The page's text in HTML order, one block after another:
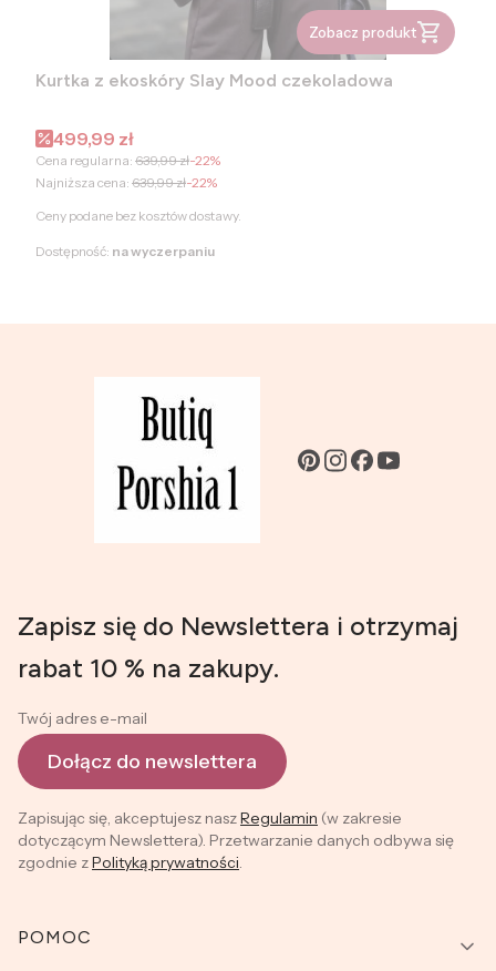
Zobacz produkt
Kurtka z ekoskóry Slay Mood czekoladowa
Cena promocyjna
499,99 zł
Cena regularna: 639,99 zł-22%
Najniższa cena: 639,99 zł-22%
Ceny podane bez kosztów dostawy.
Dostępność: na wyczerpaniu
Zapisz się do Newslettera i otrzymaj
rabat 10 % na zakupy.
Twój adres e-mail
Dołącz do newslettera
Zapisując się, akceptujesz naszRegulamin (w zakresie
dotyczącym Newslettera). Przetwarzanie danych odbywa się
zgodnie zPolityką prywatności.
Linki w stopce
POMOC